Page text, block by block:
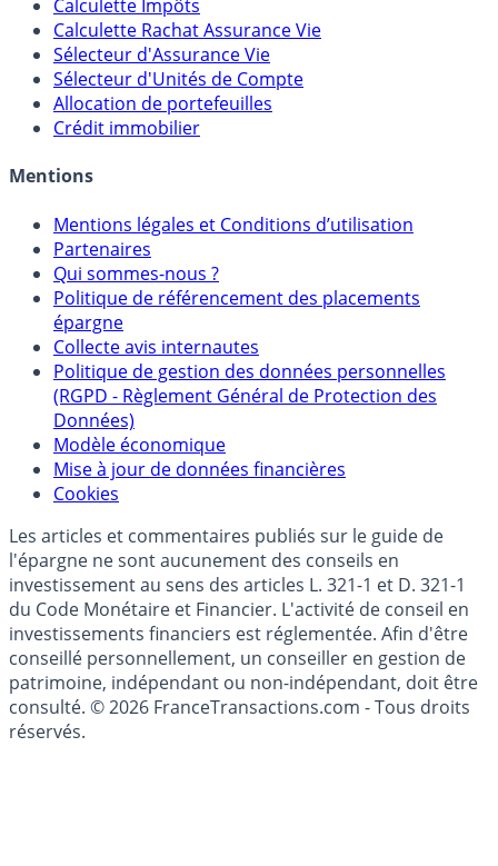
Calculateur d'intérêts
Calculette Impôts
Calculette Rachat Assurance Vie
Sélecteur d'Assurance Vie
Sélecteur d'Unités de Compte
Allocation de portefeuilles
Mentions légales et Conditions d’utilisation
Partenaires
Qui sommes-nous ?
Politique de référencement des placements
épargne
Collecte avis internautes
Politique de gestion des données personnelles
(RGPD - Règlement Général de Protection des
Données)
Modèle économique
Mise à jour de données financières
Cookies
Les articles et commentaires publiés sur le guide de
l'épargne ne sont aucunement des conseils en
investissement au sens des articles L. 321-1 et D. 321-1
du Code Monétaire et Financier. L'activité de conseil en
investissements financiers est réglementée. Afin d'être
conseillé personnellement, un conseiller en gestion de
patrimoine, indépendant ou non-indépendant, doit être
consulté. © 2026 FranceTransactions.com - Tous droits